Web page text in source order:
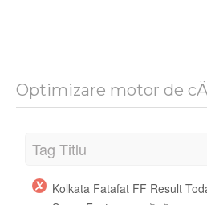
Optimizare motor de
Tag Titlu
Kolkata Fatafat FF Result